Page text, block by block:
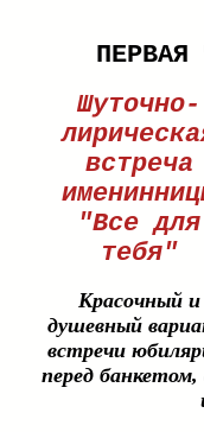
ПЕРВАЯ
Шуточно-
встреча
"Все для
тебя"
Красочный и
душевный
встречи
перед